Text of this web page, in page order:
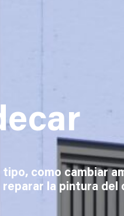
como cambiar
la pintura del